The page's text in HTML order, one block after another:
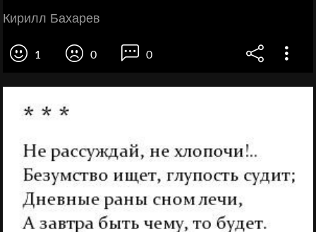
Кирилл Бахарев
1 0 0